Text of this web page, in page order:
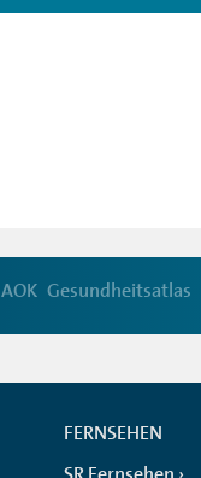
AOK Gesundheitsatlas
FERNSEHEN